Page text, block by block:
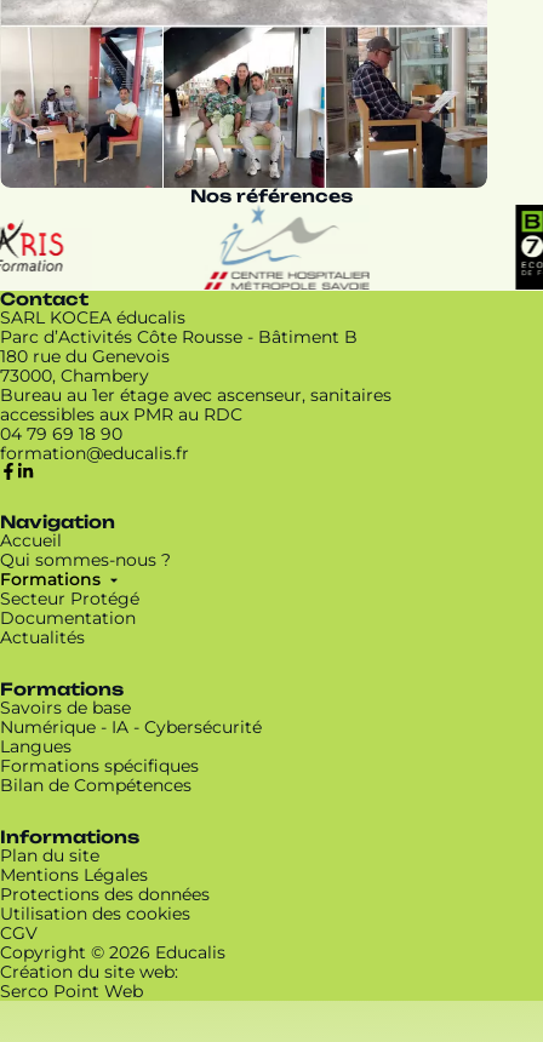
Nos références
Contact
SARL KOCEA éducalis
Parc d’Activités Côte Rousse - Bâtiment B
180 rue du Genevois
73000, Chambery
Bureau au 1er étage avec ascenseur, sanitaires
accessibles aux PMR au RDC
04 79 69 18 90
Navigation
Accueil
Qui sommes-nous ?
Formations
Secteur Protégé
Documentation
Actualités
Formations
Savoirs de base
Numérique - IA - Cybersécurité
Langues
Formations spécifiques
Bilan de Compétences
Informations
Plan du site
Mentions Légales
Protections des données
Utilisation des cookies
CGV
Copyright © 2026 Educalis
Création du site web:
Serco Point Web